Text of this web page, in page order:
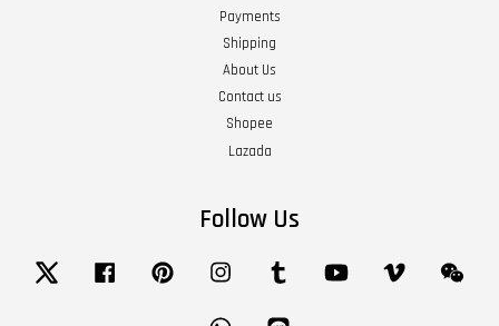
Payments
Shipping
About Us
Contact us
Shopee
Lazada
Follow Us
Twitter Facebook Pinterest Instagram Tumblr YouTube Vimeo